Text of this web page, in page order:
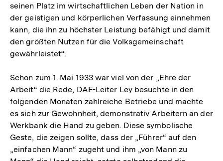
seinen Platz im wirtschaftlichen Leben der Nation in
der geistigen und körperlichen Verfassung einnehmen
kann, die ihn zu höchster Leistung befähigt und damit
den größten Nutzen für die Volksgemeinschaft
gewährleistet“.
Schon zum 1. Mai 1933 war viel von der „Ehre der
Arbeit“ die Rede, DAF-Leiter Ley besuchte in den
folgenden Monaten zahlreiche Betriebe und machte
es sich zur Gewohnheit, demonstrativ Arbeitern an der
Werkbank die Hand zu geben. Diese symbolische
Geste, die zeigen sollte, dass der „Führer“ auf den
„einfachen Mann“ zugeht und ihm „von Mann zu